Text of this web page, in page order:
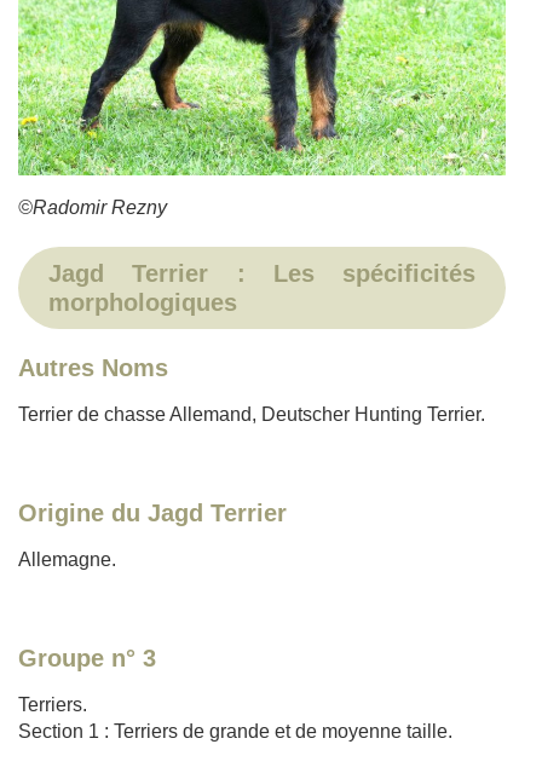
©Radomir Rezny
Jagd Terrier : Les spécificités
morphologiques
Autres Noms
Terrier de chasse Allemand, Deutscher Hunting Terrier.
Origine du Jagd Terrier
Allemagne.
Groupe n° 3
Terriers.
Section 1 : Terriers de grande et de moyenne taille.